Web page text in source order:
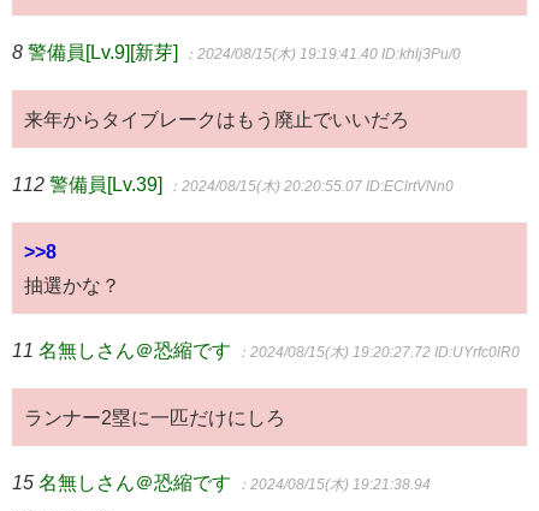
8 警備員[Lv.9][新芽] ：2024/08/15(木) 19:19:41.40 ID:khlj3Pu/0
来年からタイブレークはもう廃止でいいだろ
112 警備員[Lv.39] ：2024/08/15(木) 20:20:55.07 ID:EClrtVNn0
>>8
抽選かな？
11 名無しさん＠恐縮です ：2024/08/15(木) 19:20:27.72 ID:UYrfc0lR0
ランナー2塁に一匹だけにしろ
15 名無しさん＠恐縮です ：2024/08/15(木) 19:21:38.94